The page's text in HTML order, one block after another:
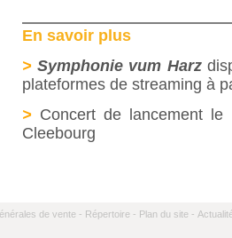
En savoir plus
> Symphonie vum Harz
plateformes de streaming à
> Concert de lancement le
Cleebourg
de vente - Répertoire - Plan du site -